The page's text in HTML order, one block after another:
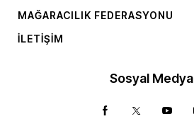
MAĞARACILIK FEDERASYONU
İLETIŞIM
Sosyal Medya